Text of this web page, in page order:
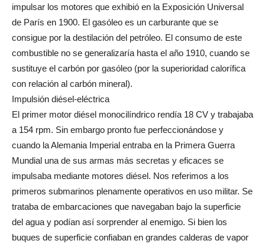
impulsar los motores que exhibió en la Exposición Universal
de París en 1900. El gasóleo es un carburante que se
consigue por la destilación del petróleo. El consumo de este
combustible no se generalizaría hasta el año 1910, cuando se
sustituye el carbón por gasóleo (por la superioridad calorífica
con relación al carbón mineral).
Impulsión diésel-eléctrica
El primer motor diésel monocilíndrico rendía 18 CV y trabajaba
a 154 rpm. Sin embargo pronto fue perfeccionándose y
cuando la Alemania Imperial entraba en la Primera Guerra
Mundial una de sus armas más secretas y eficaces se
impulsaba mediante motores diésel. Nos referimos a los
primeros submarinos plenamente operativos en uso militar. Se
trataba de embarcaciones que navegaban bajo la superficie
del agua y podían así sorprender al enemigo. Si bien los
buques de superficie confiaban en grandes calderas de vapor